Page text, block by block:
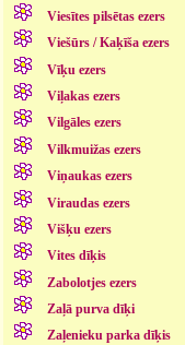
Viesītes pilsētas ezers
Viešūrs / Kaķīša ezers
Vīķu ezers
Viļakas ezers
Vilgāles ezers
Vilkmuižas ezers
Viņaukas ezers
Viraudas ezers
Višķu ezers
Vites dīķis
Zabolotjes ezers
Zaļā purva dīķi
Zaļenieku parka dīķis